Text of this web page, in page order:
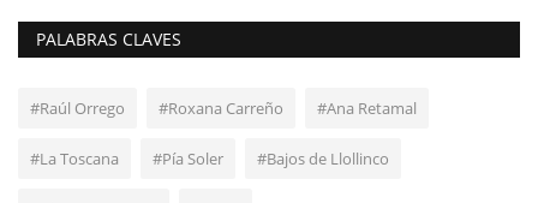
PALABRAS CLAVES
#Raúl Orrego #Roxana Carreño #Ana Retamal
#La Toscana #Pía Soler #Bajos de Llollinco